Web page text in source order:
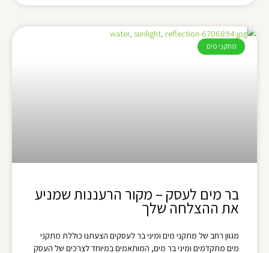
מתקני מים
בר מים לעסק – מקור הרעננות שמניע
את ההצלחה שלך
מגוון רחב של מתקני מים ומיני בר לעסקים הצעתנו כוללת מתקני
מים מתקדמים ומיני בר מים, המותאמים במיוחד לצרכים של העסק